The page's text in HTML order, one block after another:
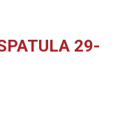
29-